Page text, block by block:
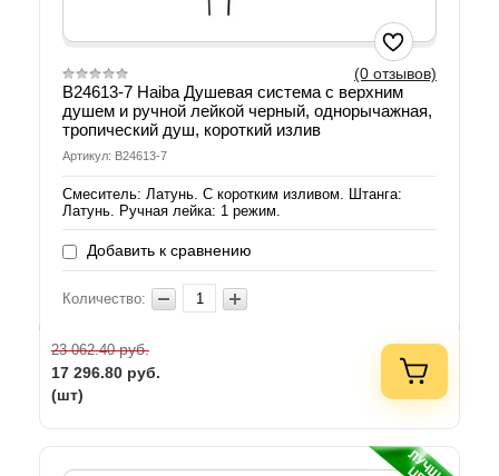
(0 отзывов)
B24613-7 Haiba Душевая система с верхним
душем и ручной лейкой черный, однорычажная,
тропический душ, короткий излив
Артикул: B24613-7
Смеситель: Латунь. С коротким изливом. Штанга:
Латунь. Ручная лейка: 1 режим.
Добавить к сравнению
Количество:
23 062.40руб.
17 296.80 руб.
(шт)